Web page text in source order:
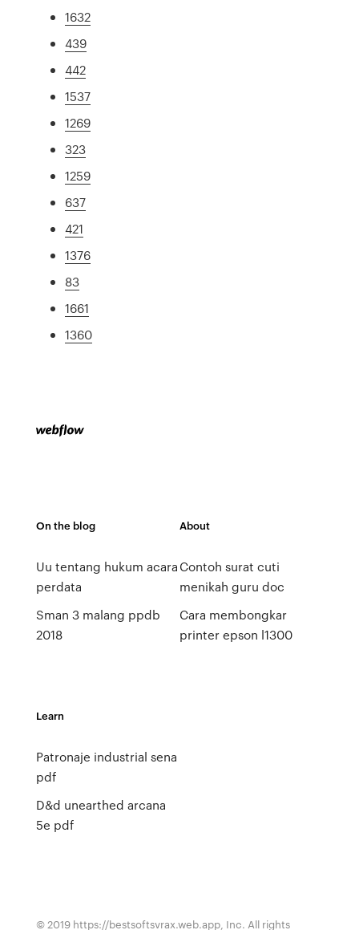
1632
439
442
1537
1269
323
1259
637
421
1376
83
1661
1360
On the blog
Uu tentang hukum acara
perdata
Sman 3 malang ppdb
2018
About
Contoh surat cuti
menikah guru doc
Cara membongkar
printer epson l1300
Learn
Patronaje industrial sena
pdf
D&d unearthed arcana
5e pdf
© 2019 https://bestsoftsvrax.web.app, Inc. All rights